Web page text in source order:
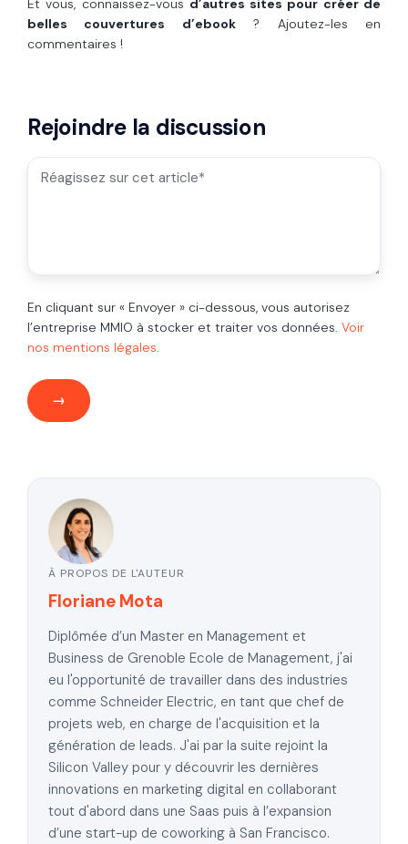
Et vous, connaissez-vous d’autres sites pour créer de
belles couvertures d’ebook? Ajoutez-les en
commentaires !
Rejoindre la discussion
En cliquant sur « Envoyer » ci-dessous, vous autorisez
l’entreprise MMIO à stocker et traiter vos données. Voir
nos mentions légales.
À PROPOS DE L'AUTEUR
Floriane Mota
Diplômée d’un Master en Management et
Business de Grenoble Ecole de Management, j'ai
eu l'opportunité de travailler dans des industries
comme Schneider Electric, en tant que chef de
projets web, en charge de l'acquisition et la
génération de leads. J'ai par la suite rejoint la
Silicon Valley pour y découvrir les dernières
innovations en marketing digital en collaborant
tout d'abord dans une Saas puis à l’expansion
d’une start-up de coworking à San Francisco.